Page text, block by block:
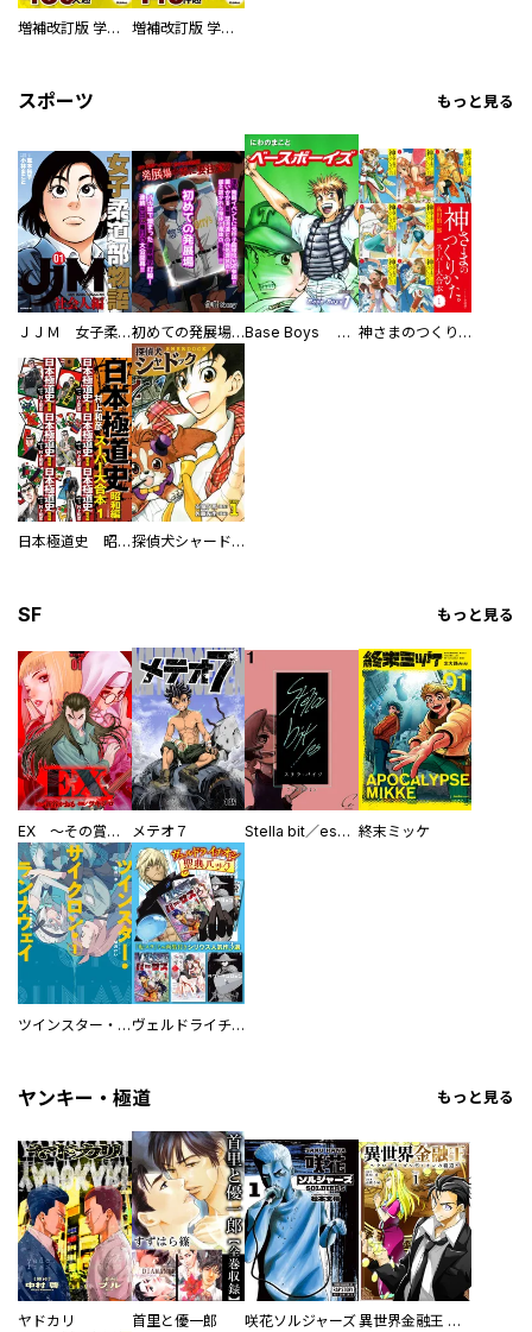
増補改訂版 学研まんが NEW世界の歴史 別巻 人物学習事典 増補改訂版 学研まんが NEW世界の歴史 別巻 世界遺産学習事典
スポーツ もっと見る
ＪＪＭ 女子柔道部物語 社会人編 初めての発展場 【白抜き修正版】 Base Boys 新装版 神さまのつくりかた。スーパー大合本
日本極道史 昭和編 スーパー大合本 探偵犬シャードック（新装版）
SF もっと見る
EX ～その賞金稼ぎは、世界の出口を探す～【単行本版】 メテオ７ Stella bit／es【単話版】 終末ミッケ
ツインスター・サイクロン・ランナウェイ ヴェルドライチオシ聖典パック 『転スラ』ミニ画集付き シリウス人気作３選
ヤンキー・極道 もっと見る
ヤドカリ 首里と優一郎 咲花ソルジャーズ 異世界金融王 ～クローネ・ゴルディオンの覇道～